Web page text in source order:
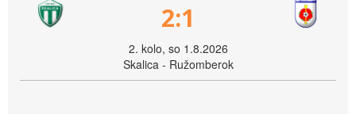
2:1
2. kolo, so 1.8.2026
Skalica - Ružomberok